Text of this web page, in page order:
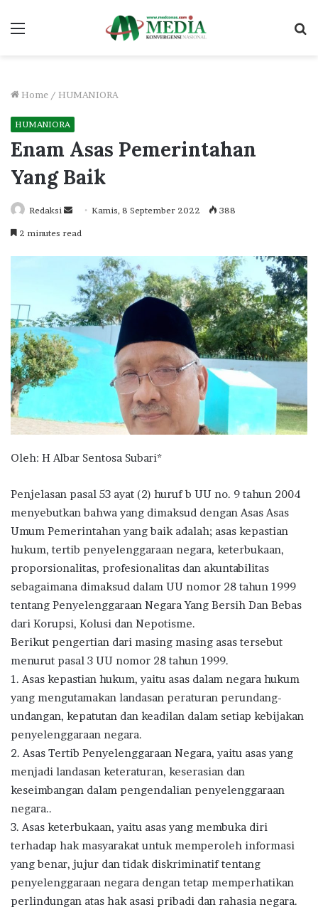
Menu
Home / HUMANIORA
HUMANIORA
Enam Asas Pemerintahan
Yang Baik
Redaksi
SendKamis, 8 September 2022 388
2 minutes read
Oleh: H Albar Sentosa Subari*
Penjelasan pasal 53 ayat (2) huruf b UU no. 9 tahun 2004
menyebutkan bahwa yang dimaksud dengan Asas Asas
Umum Pemerintahan yang baik adalah; asas kepastian
hukum, tertib penyelenggaraan negara, keterbukaan,
proporsionalitas, profesionalitas dan akuntabilitas
sebagaimana dimaksud dalam UU nomor 28 tahun 1999
tentang Penyelenggaraan Negara Yang Bersih Dan Bebas
dari Korupsi, Kolusi dan Nepotisme.
Berikut pengertian dari masing masing asas tersebut
menurut pasal 3 UU nomor 28 tahun 1999.
1. Asas kepastian hukum, yaitu asas dalam negara hukum
yang mengutamakan landasan peraturan perundang-
undangan, kepatutan dan keadilan dalam setiap kebijakan
penyelenggaraan negara.
2. Asas Tertib Penyelenggaraan Negara, yaitu asas yang
menjadi landasan keteraturan, keserasian dan
keseimbangan dalam pengendalian penyelenggaraan
negara..
3. Asas keterbukaan, yaitu asas yang membuka diri
terhadap hak masyarakat untuk memperoleh informasi
yang benar, jujur dan tidak diskriminatif tentang
penyelenggaraan negara dengan tetap memperhatikan
perlindungan atas hak asasi pribadi dan rahasia negara.